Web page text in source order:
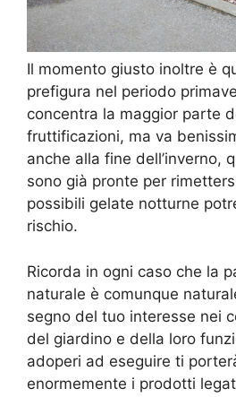
Il momento giusto inoltre è
prefigura nel periodo
concentra la maggior parte
fruttificazioni, ma va
anche alla fine dell’inverno,
sono già pronte per
possibili gelate notturne
rischio.
Ricorda in ogni caso che la
naturale è comunque
segno del tuo interesse nei
del giardino e della loro
adoperi ad eseguire ti
enormemente i prodotti